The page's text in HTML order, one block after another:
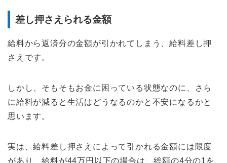
差し押さえられる金額
給料から返済分の金額が引かれてしまう、給料差し押
さえです。
しかし、そもそもお金に困っている状態なのに、さら
に給料が減ると生活はどうなるのかと不安になるかと
思います。
実は、給料差し押さえによって引かれる金額には限度
があり、給料が44万円以下の場合は、総額の4分の1を